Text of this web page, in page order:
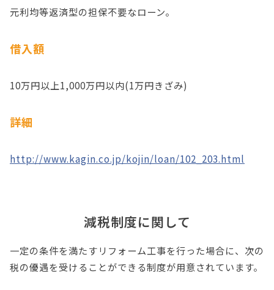
元利均等返済型の担保不要なローン。
借入額
10万円以上1,000万円以内(1万円きざみ)
詳細
http://www.kagin.co.jp/kojin/loan/102_203.html
減税制度に関して
一定の条件を満たすリフォーム工事を行った場合に、次の
税の優遇を受けることができる制度が用意されています。